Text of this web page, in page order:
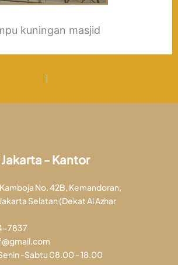
kuningan masjid
- Kantor
Kamboja No. 42B, Kemandoran,
Selatan (Dekat Al Azhar
7837
-Sabtu 08.00 - 18.00